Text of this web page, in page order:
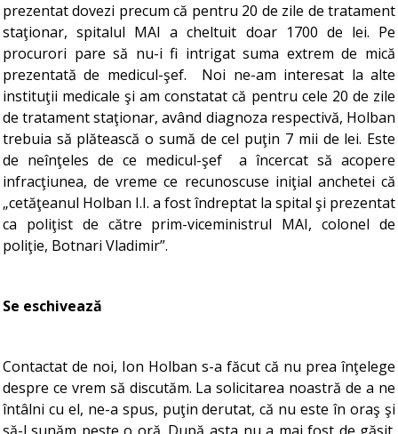
prezentat dovezi precum că pentru 20 de zile de tratament
staţionar, spitalul MAI a cheltuit doar 1700 de lei. Pe
procurori pare să nu-i fi intrigat suma extrem de mică
prezentată de medicul-şef. Noi ne-am interesat la alte
instituţii medicale şi am constatat că pentru cele 20 de zile
de tratament staţionar, având diagnoza respectivă, Holban
trebuia să plătească o sumă de cel puţin 7 mii de lei. Este
de neînţeles de ce medicul-şef a încercat să acopere
infracţiunea, de vreme ce recunoscuse iniţial anchetei că
„cetăţeanul Holban I.I. a fost îndreptat la spital şi prezentat
ca poliţist de către prim-viceministrul MAI, colonel de
poliţie, Botnari Vladimir”.
Se eschivează
Contactat de noi, Ion Holban s-a făcut că nu prea înţelege
despre ce vrem să discutăm. La solicitarea noastră de a ne
întâlni cu el, ne-a spus, puţin derutat, că nu este în oraş şi